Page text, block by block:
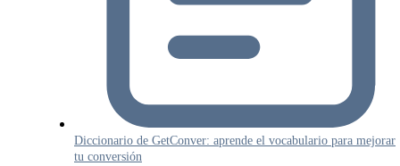
Diccionario de GetConver: aprende el vocabulario para mejorar
tu conversión